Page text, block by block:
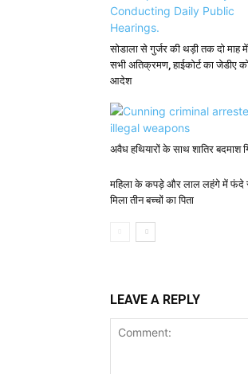
सोडाला से गुर्जर की थड़ी तक दो माह
सभी अतिक्रमण, हाईकोर्ट का जेडीए
आदेश
अवैध हथियारों के साथ शातिर बदमाश
महिला के कपड़े और लाल लहंगे में फंदे
मिला तीन बच्चों का पिता
LEAVE A REPLY